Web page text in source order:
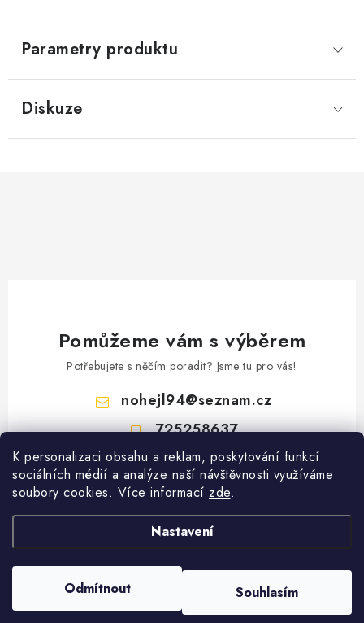
K personalizaci obsahu a reklam, poskytování funkcí
sociálních médií a analýze naší návštěvnosti využíváme
soubory cookies. Více informací zde.
Nastavení
Odmítnout Souhlasím
Parametry produktu
Diskuze
Pomůžeme vám s výběrem
Potřebujete s něčím poradit? Jsme tu pro vás!
nohejl94@seznam.cz
725258637
Vyhledávání
Vytvořil Shoptet
. Všechna práva vyhrazena.Upravit nastavení